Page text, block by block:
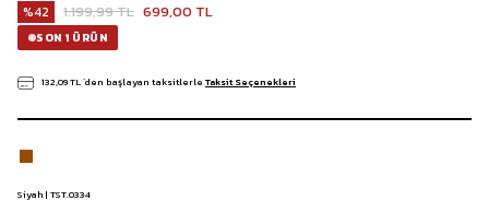
42 1.199,99 TL 699,00 TL
SON 1 ÜRÜN
132,09 TL`den başlayan taksitlerle Taksit Seçenekleri
Siyah | TST.0334